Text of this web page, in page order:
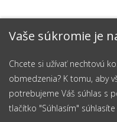
Vaše súkromie je
Chcete si užívať nechtovú
obmedzenia? K tomu, aby
potrebujeme Váš súhlas s
tlačítko "Súhlasím"